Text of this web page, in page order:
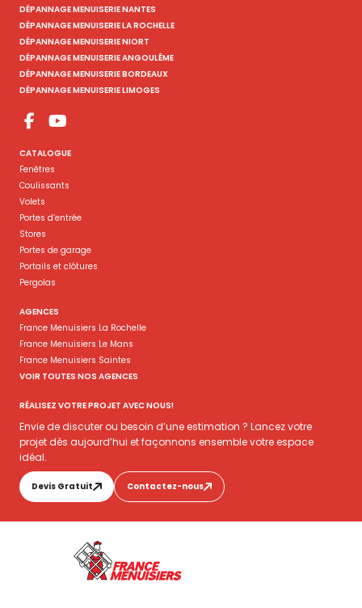
DÉPANNAGE MENUISERIE NANTES
DÉPANNAGE MENUISERIE LA ROCHELLE
DÉPANNAGE MENUISERIE NIORT
DÉPANNAGE MENUISERIE ANGOULÊME
DÉPANNAGE MENUISERIE BORDEAUX
DÉPANNAGE MENUISERIE LIMOGES
CATALOGUE
Fenêtres
Coulissants
Volets
Portes d’entrée
Stores
Portes de garage
Portails et clôtures
Pergolas
AGENCES
France Menuisiers La Rochelle
France Menuisiers Le Mans
France Menuisiers Saintes
VOIR TOUTES NOS AGENCES
RÉALISEZ VOTRE PROJET AVEC NOUS!
Envie de discuter ou besoin d’une estimation ? Lancez votre
projet dès aujourd’hui et façonnons ensemble votre espace
idéal.
Devis Gratuit Contactez-nous